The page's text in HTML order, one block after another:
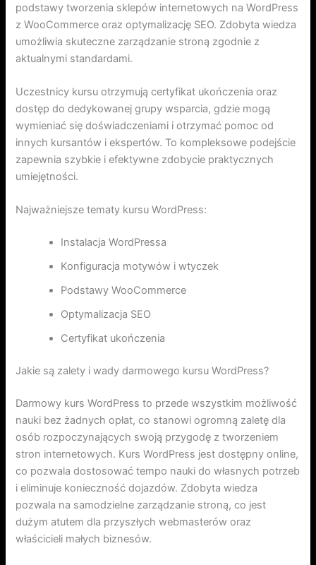
podstawy tworzenia sklepów internetowych na WordPress
z WooCommerce oraz optymalizację SEO. Zdobyta wiedza
umożliwia skuteczne zarządzanie stroną zgodnie z
aktualnymi standardami.
Uczestnicy kursu otrzymują certyfikat ukończenia oraz
dostęp do dedykowanej grupy wsparcia, gdzie mogą
wymieniać się doświadczeniami i otrzymać pomoc od
innych kursantów i ekspertów. To kompleksowe podejście
zapewnia szybkie i efektywne zdobycie praktycznych
umiejętności.
Najważniejsze tematy kursu WordPress:
Instalacja WordPressa
Konfiguracja motywów i wtyczek
Podstawy WooCommerce
Optymalizacja SEO
Certyfikat ukończenia
Jakie są zalety i wady darmowego kursu WordPress?
Darmowy kurs WordPress to przede wszystkim możliwość
nauki bez żadnych opłat, co stanowi ogromną zaletę dla
osób rozpoczynających swoją przygodę z tworzeniem
stron internetowych. Kurs WordPress jest dostępny online,
co pozwala dostosować tempo nauki do własnych potrzeb
i eliminuje konieczność dojazdów. Zdobyta wiedza
pozwala na samodzielne zarządzanie stroną, co jest
dużym atutem dla przyszłych webmasterów oraz
właścicieli małych biznesów.